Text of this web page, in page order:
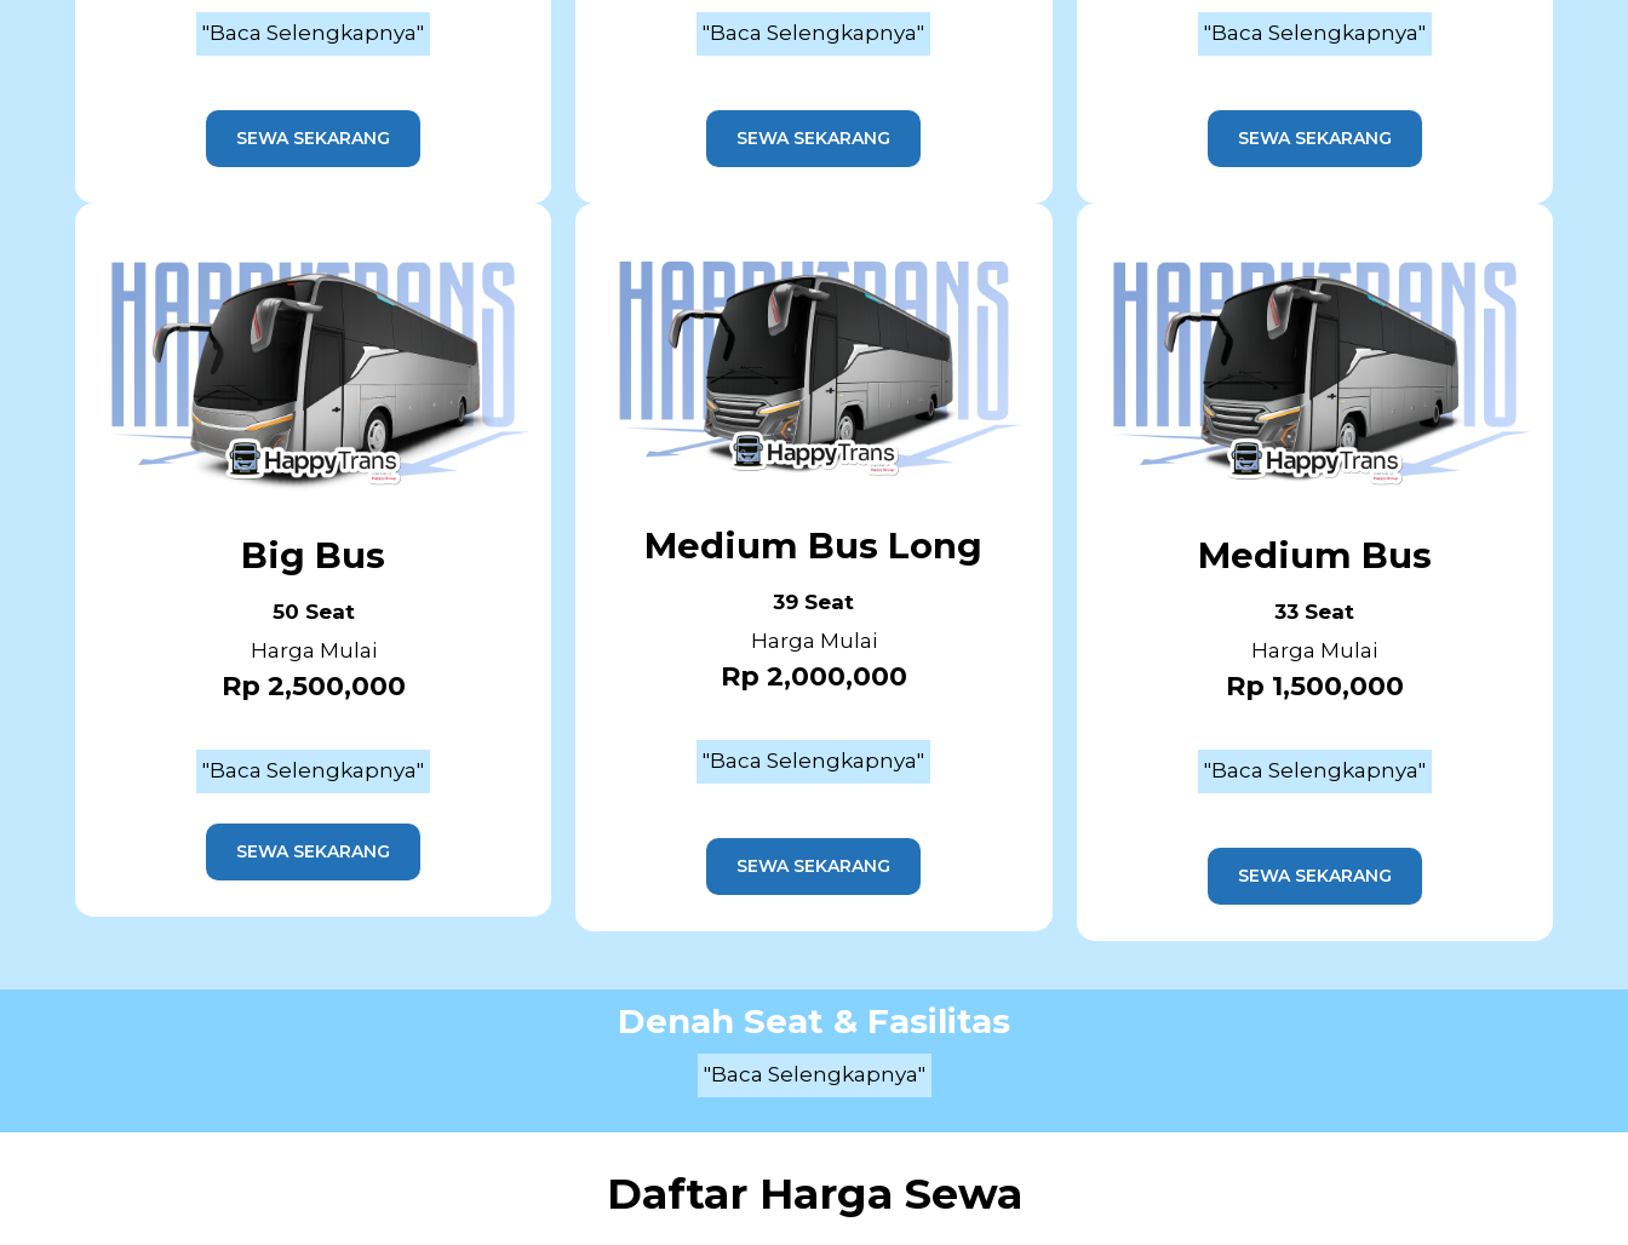
"Baca Selengkapnya"
SEWA SEKARANG
"Baca Selengkapnya"
SEWA SEKARANG
"Baca Selengkapnya"
SEWA SEKARANG
Big Bus
50 Seat
Harga Mulai
Rp 2,500,000
"Baca Selengkapnya"
SEWA SEKARANG
Medium Bus Long
39 Seat
Harga Mulai
Rp 2,000,000
"Baca Selengkapnya"
SEWA SEKARANG
Medium Bus
33 Seat
Harga Mulai
Rp 1,500,000
"Baca Selengkapnya"
SEWA SEKARANG
Denah Seat & Fasilitas
"Baca Selengkapnya"
Daftar Harga Sewa